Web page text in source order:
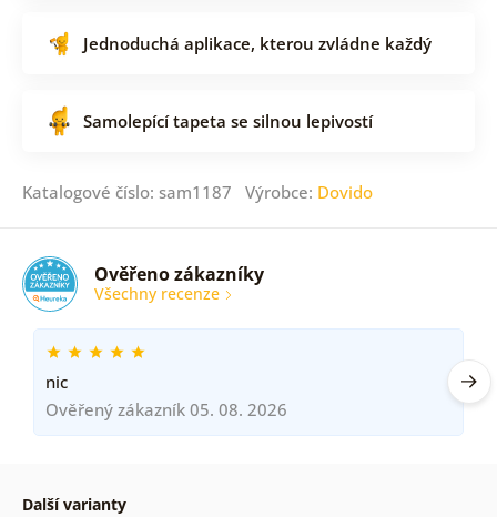
Jednoduchá aplikace, kterou zvládne každý
Samolepící tapeta se silnou lepivostí
Katalogové číslo: sam1187 Výrobce: Dovido
Ověřeno zákazníky
Všechny recenze
nic
Ověřený zákazník 05. 08. 2026
Další varianty